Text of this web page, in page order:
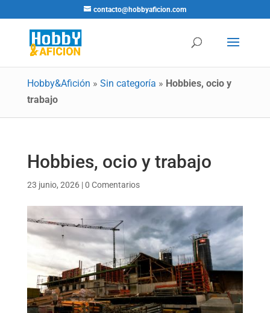
contacto@hobbyaficion.com
Hobby&Afición » Sin categoría » Hobbies, ocio y
trabajo
Hobbies, ocio y trabajo
23 junio, 2026|0 Comentarios